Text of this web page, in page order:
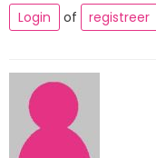
Login
of registreer